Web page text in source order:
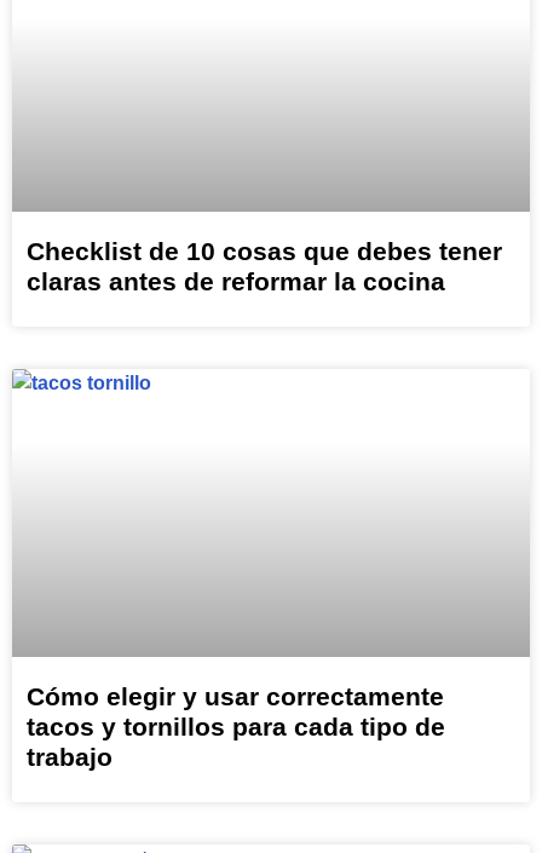
Checklist de 10 cosas que debes tener
claras antes de reformar la cocina
Cómo elegir y usar correctamente
tacos y tornillos para cada tipo de
trabajo